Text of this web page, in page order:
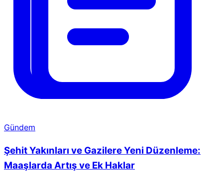
Gündem
Şehit Yakınları ve Gazilere Yeni Düzenleme:
Maaşlarda Artış ve Ek Haklar